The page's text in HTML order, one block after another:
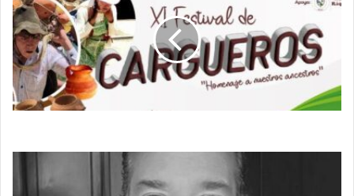
el
11º
Festival
de
Cargueros